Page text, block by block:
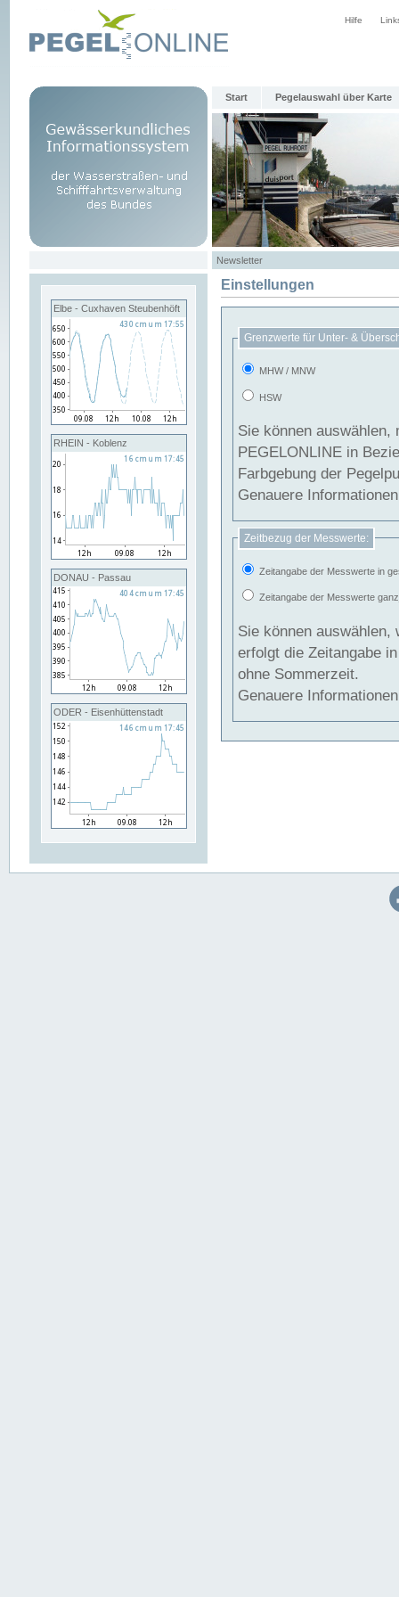
Hilfe
Start Pegelauswahl über Karte
Newsletter
Elbe - Cuxhaven Steubenhöft
RHEIN - Koblenz
DONAU - Passau
ODER - Eisenhüttenstadt
Einstellungen
Grenzwerte für Unter- &
MHW / MNW
HSW
Sie können
PEGELONLINE in Beziehung
Farbgebung der
Genauere
Zeitbezug der Messwerte:
Zeitangabe der Messwerte in
Zeitangabe der Messwerte
Sie können auswählen,
erfolgt die Zeitangabe
ohne Sommerzeit.
Genauere